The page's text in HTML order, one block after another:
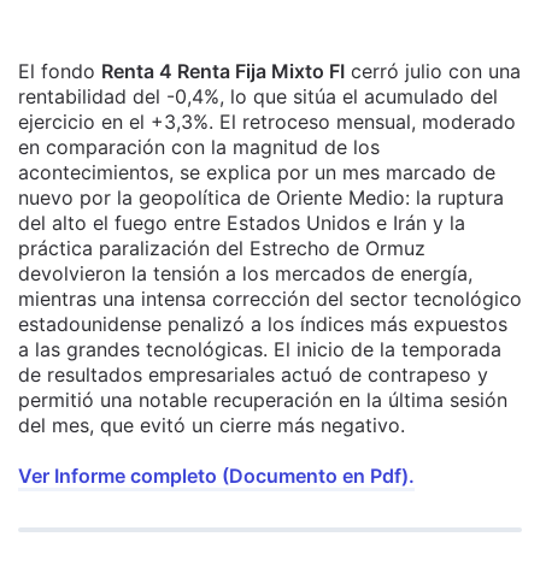
El fondo Renta 4 Renta Fija Mixto FI cerró julio con una
rentabilidad del -0,4%, lo que sitúa el acumulado del
ejercicio en el +3,3%. El retroceso mensual, moderado
en comparación con la magnitud de los
acontecimientos, se explica por un mes marcado de
nuevo por la geopolítica de Oriente Medio: la ruptura
del alto el fuego entre Estados Unidos e Irán y la
práctica paralización del Estrecho de Ormuz
devolvieron la tensión a los mercados de energía,
mientras una intensa corrección del sector tecnológico
estadounidense penalizó a los índices más expuestos
a las grandes tecnológicas. El inicio de la temporada
de resultados empresariales actuó de contrapeso y
permitió una notable recuperación en la última sesión
del mes, que evitó un cierre más negativo.
Ver Informe completo (Documento en Pdf).